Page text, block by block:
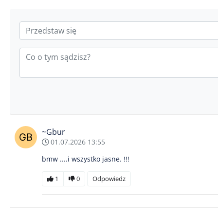
~Gbur
01.07.2026 13:55
bmw ....i wszystko jasne. !!!
1 0 Odpowiedz